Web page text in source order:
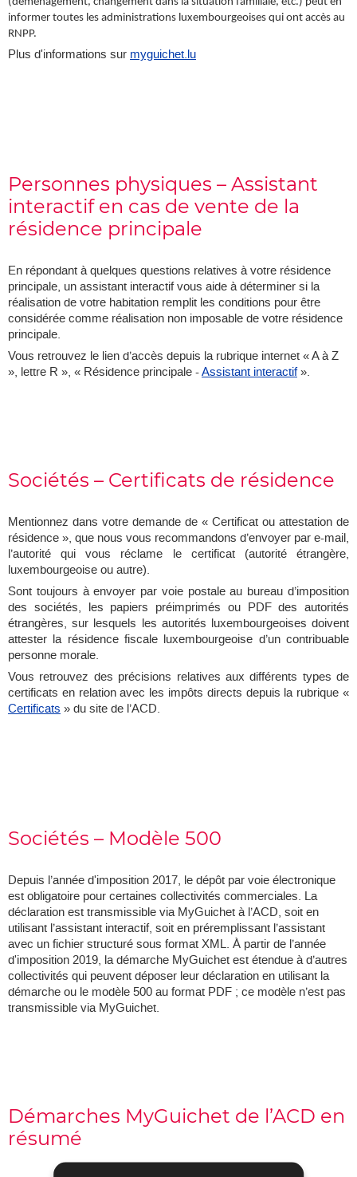
informer toutes les administrations luxembourgeoises qui ont accès au
RNPP.
Plus d'informations sur myguichet.lu
Personnes physiques – Assistant
interactif en cas de vente de la
résidence principale
En répondant à quelques questions relatives à votre résidence
principale, un assistant interactif vous aide à déterminer si la
réalisation de votre habitation remplit les conditions pour être
considérée comme réalisation non imposable de votre résidence
principale.
Vous retrouvez le lien d’accès depuis la rubrique internet « A à Z
», lettre R », « Résidence principale -Assistant interactif».
Sociétés – Certificats de résidence
Mentionnez dans votre demande de « Certificat ou attestation de
résidence », que nous vous recommandons d’envoyer par e-mail,
l’autorité qui vous réclame le certificat (autorité étrangère,
luxembourgeoise ou autre).
Sont toujours à envoyer par voie postale au bureau d’imposition
des sociétés, les papiers préimprimés ou PDF des autorités
étrangères, sur lesquels les autorités luxembourgeoises doivent
attester la résidence fiscale luxembourgeoise d’un contribuable
personne morale.
Vous retrouvez des précisions relatives aux différents types de
certificats en relation avec les impôts directs depuis la rubrique «
Certificats » du site de l’ACD.
Sociétés – Modèle 500
Depuis l’année d'imposition 2017, le dépôt par voie électronique
est obligatoire pour certaines collectivités commerciales. La
déclaration est transmissible via MyGuichet à l’ACD, soit en
utilisant l’assistant interactif, soit en préremplissant l’assistant
avec un fichier structuré sous format XML. À partir de l’année
d'imposition 2019, la démarche MyGuichet est étendue à d’autres
collectivités qui peuvent déposer leur déclaration en utilisant la
démarche ou le modèle 500 au format PDF ; ce modèle n’est pas
transmissible via MyGuichet.
Démarches MyGuichet de l’ACD en
résumé